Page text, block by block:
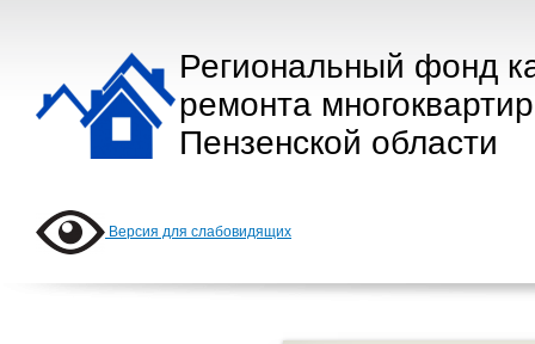
Региональный фонд
ремонта
Пензенской области
Версия для слабовидящих